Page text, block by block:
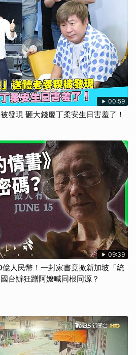
00:59
發現 砸大錢慶丁柔安生日害羞了！
09:39
億人民幣！一封家書竟掀新加坡「統
台辦狂蹭阿嬤喊同根同源？